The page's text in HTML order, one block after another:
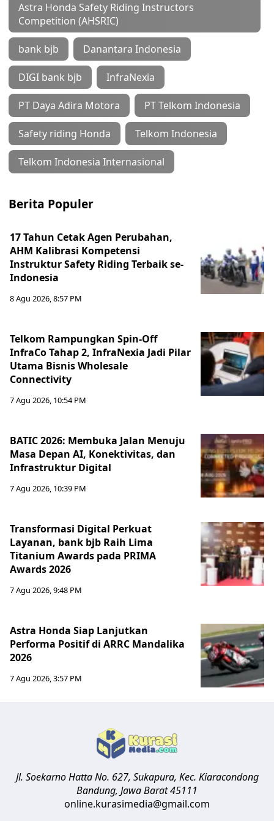
Astra Honda Safety Riding Instructors
Competition (AHSRIC)
bank bjb Danantara Indonesia
DIGI bank bjb InfraNexia
PT Daya Adira Motora PT Telkom Indonesia
Safety riding Honda Telkom Indonesia
Telkom Indonesia Internasional
Berita Populer
17 Tahun Cetak Agen Perubahan,
AHM Kalibrasi Kompetensi
Instruktur Safety Riding Terbaik se-
Indonesia
8 Agu 2026, 8:57 PM
Telkom Rampungkan Spin-Off
InfraCo Tahap 2, InfraNexia Jadi Pilar
Utama Bisnis Wholesale
Connectivity
7 Agu 2026, 10:54 PM
BATIC 2026: Membuka Jalan Menuju
Masa Depan AI, Konektivitas, dan
Infrastruktur Digital
7 Agu 2026, 10:39 PM
Transformasi Digital Perkuat
Layanan, bank bjb Raih Lima
Titanium Awards pada PRIMA
Awards 2026
7 Agu 2026, 9:48 PM
Astra Honda Siap Lanjutkan
Performa Positif di ARRC Mandalika
2026
7 Agu 2026, 3:57 PM
Jl. Soekarno Hatta No. 627, Sukapura, Kec. Kiaracondong
Bandung, Jawa Barat45111
online.kurasimedia@gmail.com